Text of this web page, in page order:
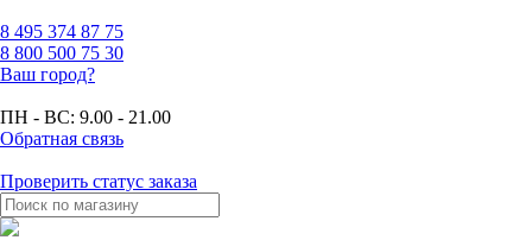
8 495 374 87 75
8 800 500 75 30
Ваш город?
ПН - ВС: 9.00 - 21.00
Обратная связь
Проверить статус заказа